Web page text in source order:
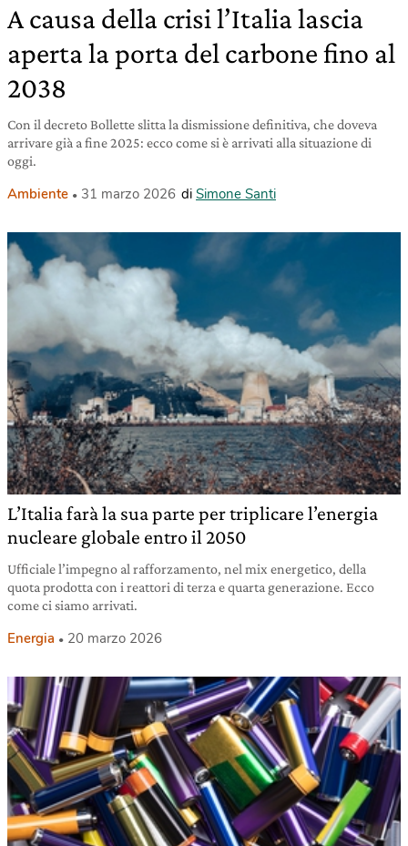
A causa della crisi l’Italia lascia
aperta la porta del carbone fino al
2038
Con il decreto Bollette slitta la dismissione definitiva, che doveva
arrivare già a fine 2025: ecco come si è arrivati alla situazione di
oggi.
Ambiente 31 marzo 2026 di Simone Santi
L’Italia farà la sua parte per triplicare l’energia
nucleare globale entro il 2050
Ufficiale l’impegno al rafforzamento, nel mix energetico, della
quota prodotta con i reattori di terza e quarta generazione. Ecco
come ci siamo arrivati.
Energia 20 marzo 2026